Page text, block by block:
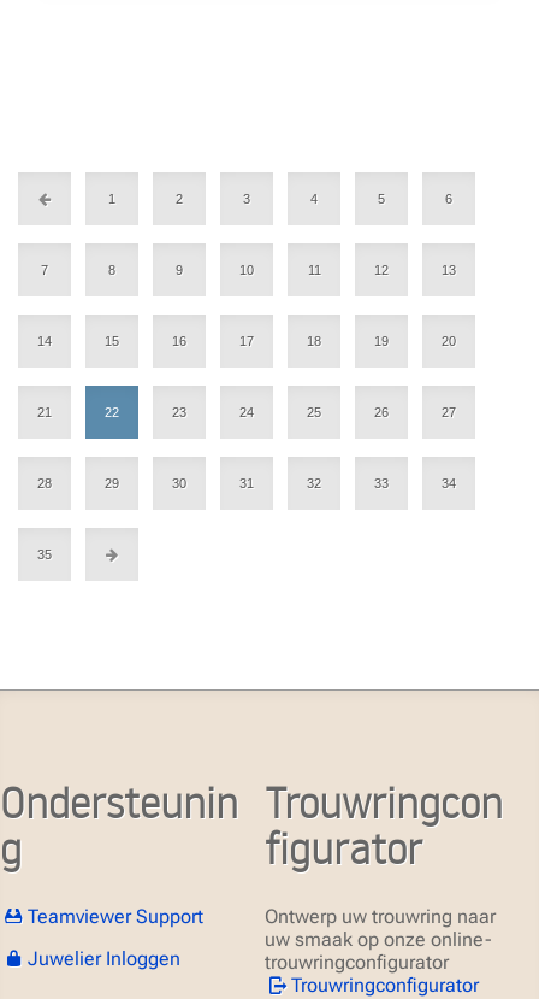
1 2 3 4 5 6
7 8 9 10 11 12 13
14 15 16 17 18 19 20
21 22 23 24 25 26 27
28 29 30 31 32 33 34
35
Ondersteunin
g
Teamviewer Support
Juwelier Inloggen
Trouwringcon
figurator
Ontwerp uw trouwring naar
uw smaak op onze online-
trouwringconfigurator
Trouwringconfigurator